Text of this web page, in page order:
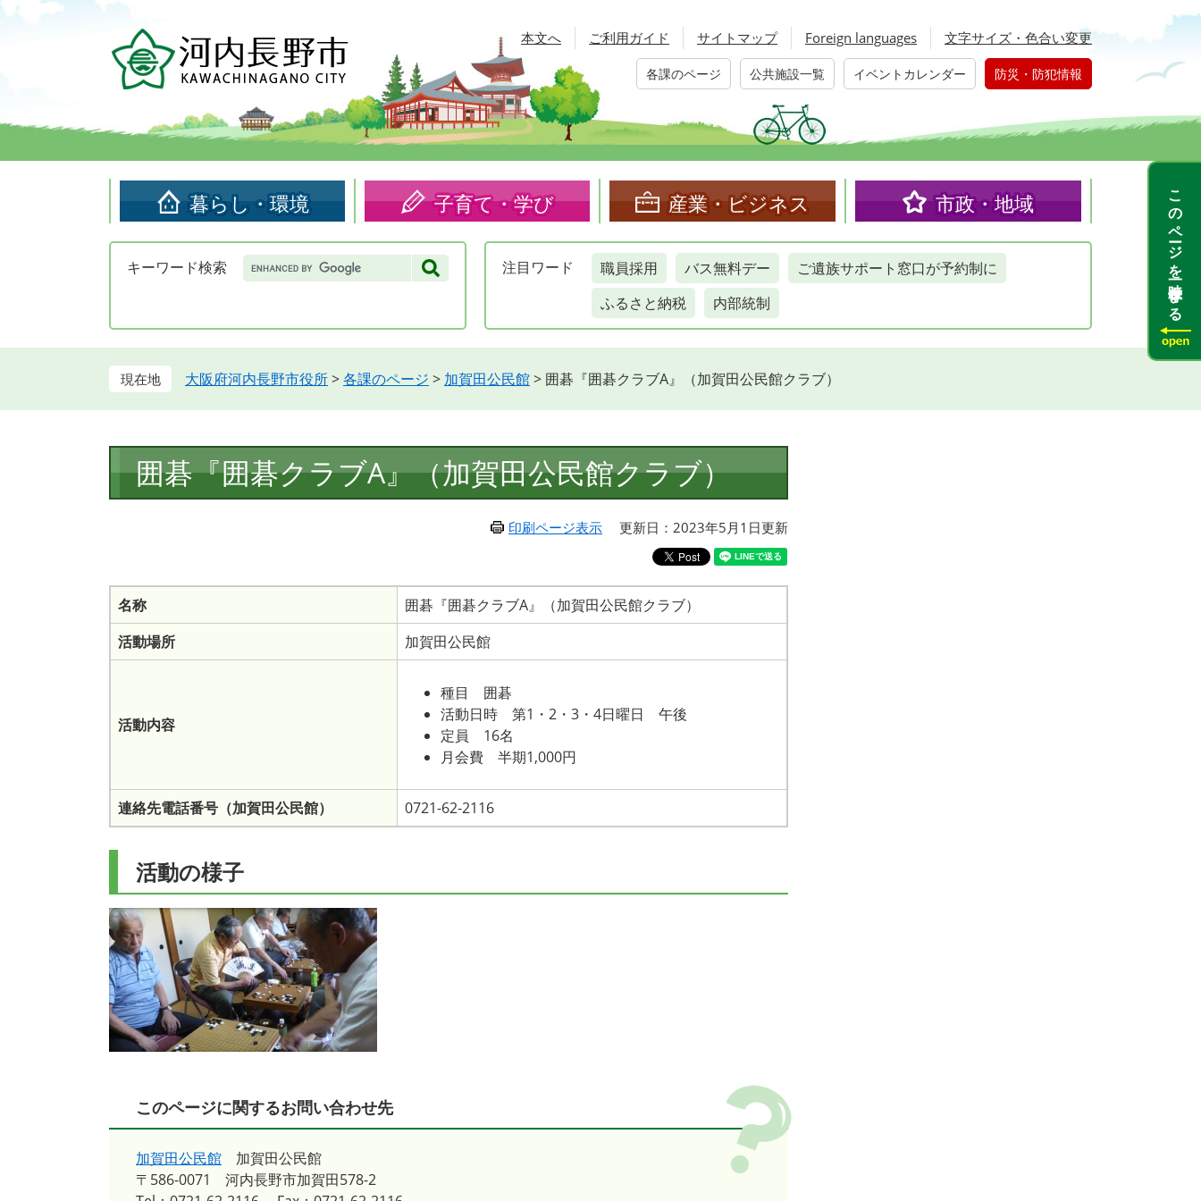
頭
す。
飛
し
本文へ ご利用ガイド サイトマップ Foreign languages 文字サイズ・色合い変更
各課のページ 公共施設一覧 イベントカレンダー 防災・防犯情報
暮らし・環境 子育て・学び 産業・ビジネス 市政・地域
キーワード検索 Google
カ
検
注目 ワード 職員採用 バス無料デー
ご遺族サポート窓口が予約制に
ふるさと納税
内部統制
大阪府河内長野市役所>各課のページ > 加賀田公民館> 囲碁『囲碁クラブA』（加賀田公民館クラブ）
文
囲碁『囲碁クラブA』（加賀田公民館クラブ）
印刷ページ表示 更新日：2023年5月1日更新
名称
囲碁『囲碁クラブA』（加賀田公民館クラブ）
活動場所
加賀田公民館
活動内容
種目 囲碁
活動日時 第1・2・3・4日曜日 午後
定員 16名
月会費 半期1,000円
連絡先電話番号（加賀田公民館） 0721-62-2116
活動の様子
このページに関するお問い合わせ先
加賀田公民館
加賀田公民館
〒586-0071
河内長野市加賀田578-2
このページを一時保存する